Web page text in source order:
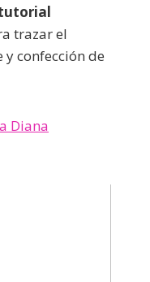
trazar el
y confección de
Diana